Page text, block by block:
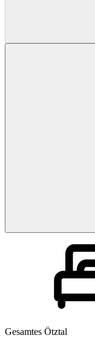
Gesamtes Ötztal